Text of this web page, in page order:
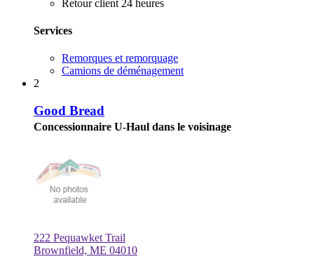
Retour client 24 heures
Services
Remorques et remorquage
Camions de déménagement
2
Good Bread
Concessionnaire U-Haul dans le voisinage
222 Pequawket Trail
Brownfield, ME 04010